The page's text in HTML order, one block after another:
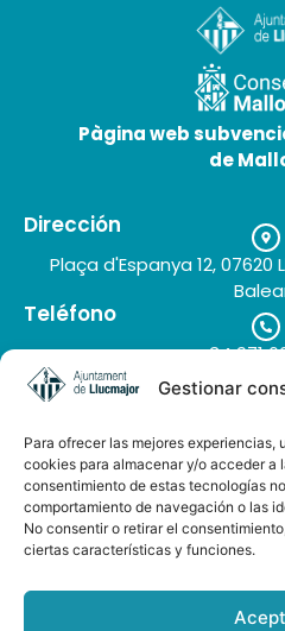
Gestionar
Para ofrecer las mejores
cookies para almacenar y/o acceder a
consentimiento de estas tecnologías
comportamiento de navegación o las
No consentir o retirar el
ciertas características y funciones.
Eventi sportivi
19 de
Pàgina web
de
Dirección
Plaça d'Espanya 12, 07620
Teléfono
+34 971
Correo electrónico
Galería de
Buzón de